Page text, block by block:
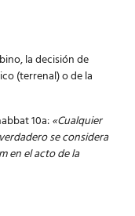
la decisión de
(terrenal) o de la
10a:«Cualquier
se considera
en el acto de la